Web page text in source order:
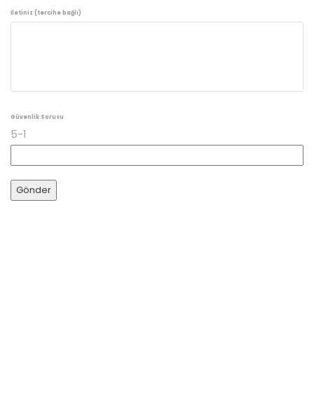
İletiniz (tercihe bağlı)
Güvenlik Sorusu
5-1